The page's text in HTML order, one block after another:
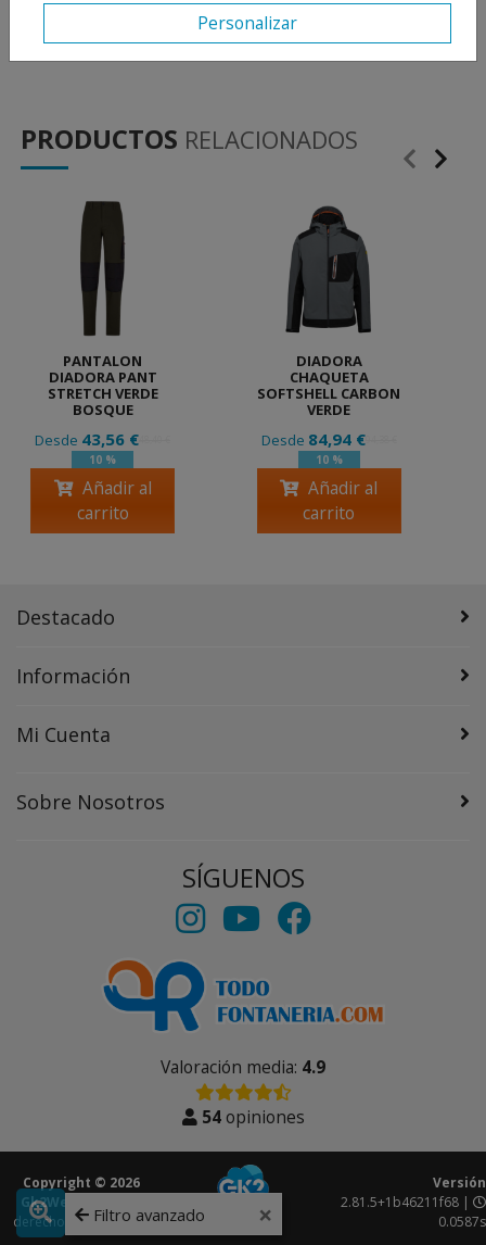
Material: Sudadera no afelpada 100% algodón 280
gr/m2
PRODUCTOS RELACIONADOS
PANTALON
DIADORA PANT
STRETCH VERDE
BOSQUE
Desde 43,56 €
10 %
Añadir al
carrito
DIADORA
CHAQUETA
SOFTSHELL CARBON
VERDE
Desde 84,94 €94,38 €
10 %
Añadir al
carrito
Destacado
Información
Mi Cuenta
Sobre Nosotros
SÍGUENOS
Valoración media: 4.9
54opiniones
Copyright © 2026
Gk2Web
derechos reservados.
Versión
2.81.5+1b46211f68 |
0.0587s
Filtro avanzado ×
Personalizar